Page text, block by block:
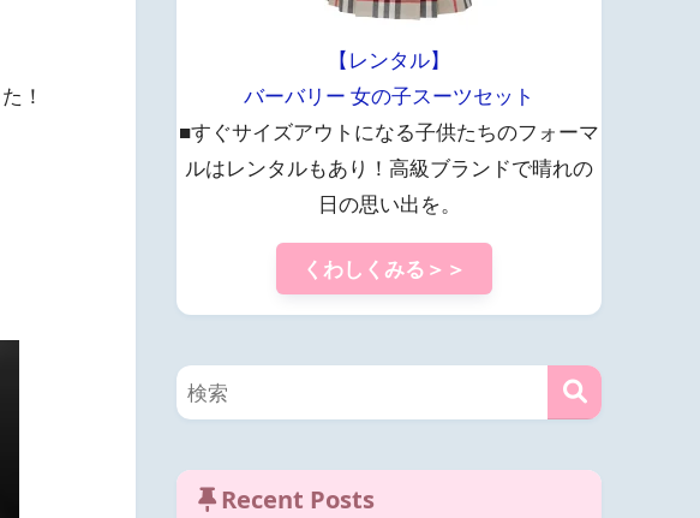
！
【レンタル】
バーバリー 女の子スーツセット
■すぐサイズアウトになる子供たちのフォーマ
ルはレンタルもあり！高級ブランドで晴れの
日の思い出を。
くわしくみる＞＞
Recent Posts